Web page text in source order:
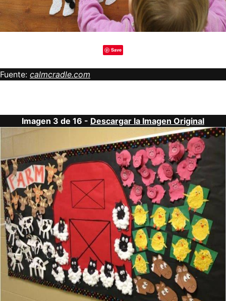
Save
Fuente: calmcradle.com
Imagen 3 de 16 - Descargar la Imagen Original